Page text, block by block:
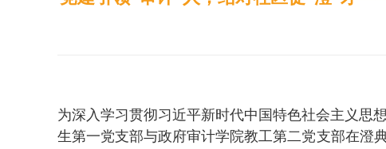
为深入学习贯彻习近平新时代中国特色社会主义思
生第一党支部与政府审计学院教工第二党支部在澄